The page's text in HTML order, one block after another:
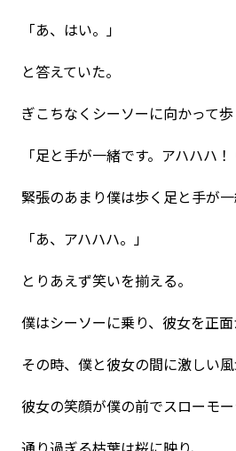
「あ、はい。」
と答えていた。
ぎこちなくシーソーに向かって歩
「足と手が一緒です。アハハハ！
緊張のあまり僕は歩く足と手が一
「あ、アハハハ。」
とりあえず笑いを揃える。
僕はシーソーに乗り、彼女を正面
その時、僕と彼女の間に激しい風
彼女の笑顔が僕の前でスローモー